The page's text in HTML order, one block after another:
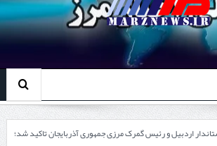
اردبیل و رئیس گمرک مرزی جمهوری آذربایجان تاکید شد؛